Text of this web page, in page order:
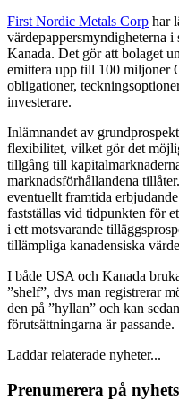
First Nordic Metals Corp har
värdepappersmyndigheterna
Kanada. Det gör att bolaget
emittera upp till 100 miljoner
obligationer,
investerare.
Inlämnandet av
flexibilitet, vilket gör det
tillgång till
marknadsförhållandena
eventuellt framtida
fastställas vid tidpunkten för
i ett motsvarande
tillämpliga kanadensiska
I både USA och Kanada
”shelf”, dvs man registrerar
den på ”hyllan” och kan
förutsättningarna är passande.
Laddar relaterade nyheter...
Prenumerera på